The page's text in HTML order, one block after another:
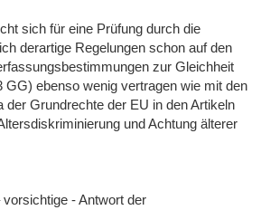
sich für eine Prüfung durch die
derartige Regelungen schon auf den
zur Gleichheit
ebenso wenig vertragen wie mit den
der Grundrechte der EU in den Artikeln
und Achtung älterer
- Antwort der